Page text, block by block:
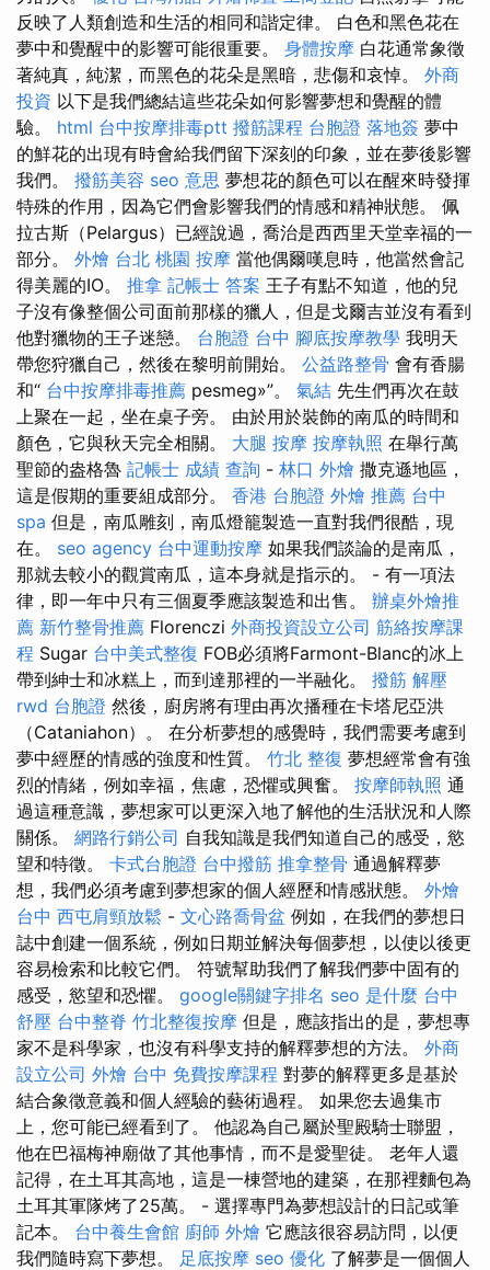
反映了人類創造和生活的相同和諧定律。 白色和黑色花在
夢中和覺醒中的影響可能很重要。 身體按摩 白花通常象徵
著純真，純潔，而黑色的花朵是黑暗，悲傷和哀悼。 外商
投資 以下是我們總結這些花朵如何影響夢想和覺醒的體
驗。 html 台中按摩排毒ptt 撥筋課程 台胞證 落地簽 夢中
的鮮花的出現有時會給我們留下深刻的印象，並在夢後影響
我們。 撥筋美容 seo 意思 夢想花的顏色可以在醒來時發揮
特殊的作用，因為它們會影響我們的情感和精神狀態。 佩
拉古斯（Pelargus）已經說過，喬治是西西里天堂幸福的一
部分。 外燴 台北 桃園 按摩 當他偶爾嘆息時，他當然會記
得美麗的IO。 推拿 記帳士 答案 王子有點不知道，他的兒
子沒有像整個公司面前那樣的獵人，但是戈爾吉並沒有看到
他對獵物的王子迷戀。 台胞證 台中 腳底按摩教學 我明天
帶您狩獵自己，然後在黎明前開始。 公益路整骨 會有香腸
和“ 台中按摩排毒推薦 pesmeg»”。 氣結 先生們再次在鼓
上聚在一起，坐在桌子旁。 由於用於裝飾的南瓜的時間和
顏色，它與秋天完全相關。 大腿 按摩 按摩執照 在舉行萬
聖節的盎格魯 記帳士 成績 查詢 - 林口 外燴 撒克遜地區，
這是假期的重要組成部分。 香港 台胞證 外燴 推薦 台中
spa 但是，南瓜雕刻，南瓜燈籠製造一直對我們很酷，現
在。 seo agency 台中運動按摩 如果我們談論的是南瓜，
那就去較小的觀賞南瓜，這本身就是指示的。 - 有一項法
律，即一年中只有三個夏季應該製造和出售。 辦桌外燴推
薦 新竹整骨推薦 Florenczi 外商投資設立公司 筋絡按摩課
程 Sugar 台中美式整復 FOB必須將Farmont-Blanc的冰上
帶到紳士和冰糕上，而到達那裡的一半融化。 撥筋 解壓
rwd 台胞證 然後，廚房將有理由再次播種在卡塔尼亞洪
（Cataniahon）。 在分析夢想的感覺時，我們需要考慮到
夢中經歷的情感的強度和性質。 竹北 整復 夢想經常會有強
烈的情緒，例如幸福，焦慮，恐懼或興奮。 按摩師執照 通
過這種意識，夢想家可以更深入地了解他的生活狀況和人際
關係。 網路行銷公司 自我知識是我們知道自己的感受，慾
望和特徵。 卡式台胞證 台中撥筋 推拿整骨 通過解釋夢
想，我們必須考慮到夢想家的個人經歷和情感狀態。 外燴
台中 西屯肩頸放鬆 - 文心路喬骨盆 例如，在我們的夢想日
誌中創建一個系統，例如日期並解決每個夢想，以使以後更
容易檢索和比較它們。 符號幫助我們了解我們夢中固有的
感受，慾望和恐懼。 google關鍵字排名 seo 是什麼 台中
舒壓 台中整脊 竹北整復按摩 但是，應該指出的是，夢想專
家不是科學家，也沒有科學支持的解釋夢想的方法。 外商
設立公司 外燴 台中 免費按摩課程 對夢的解釋更多是基於
結合象徵意義和個人經驗的藝術過程。 如果您去過集市
上，您可能已經看到了。 他認為自己屬於聖殿騎士聯盟，
他在巴福梅神廟做了其他事情，而不是愛聖徒。 老年人還
記得，在土耳其高地，這是一棟營地的建築，在那裡麵包為
土耳其軍隊烤了25萬。 - 選擇專門為夢想設計的日記或筆
記本。 台中養生會館 廚師 外燴 它應該很容易訪問，以便
我們隨時寫下夢想。 足底按摩 seo 優化 了解夢是一個個人